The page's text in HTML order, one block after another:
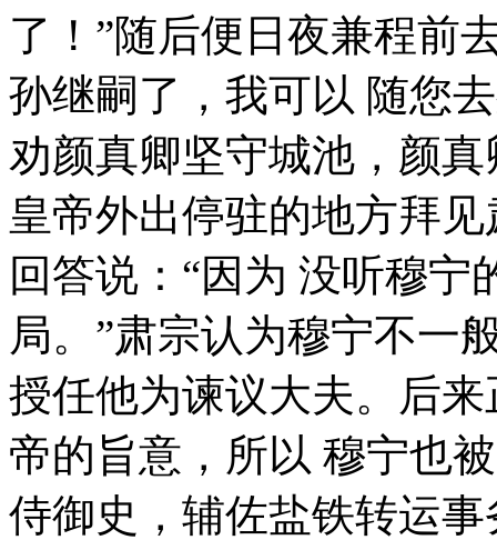
了！”随后便日夜兼程前
孙继嗣了，我可以 随您
劝颜真卿坚守城池，颜
皇帝外出停驻的地方拜
回答说：“因为 没听穆
局。”肃宗认为穆宁不一
授任他为谏议大夫。后
帝的旨意，所以 穆宁也
侍御史，辅佐盐铁转运